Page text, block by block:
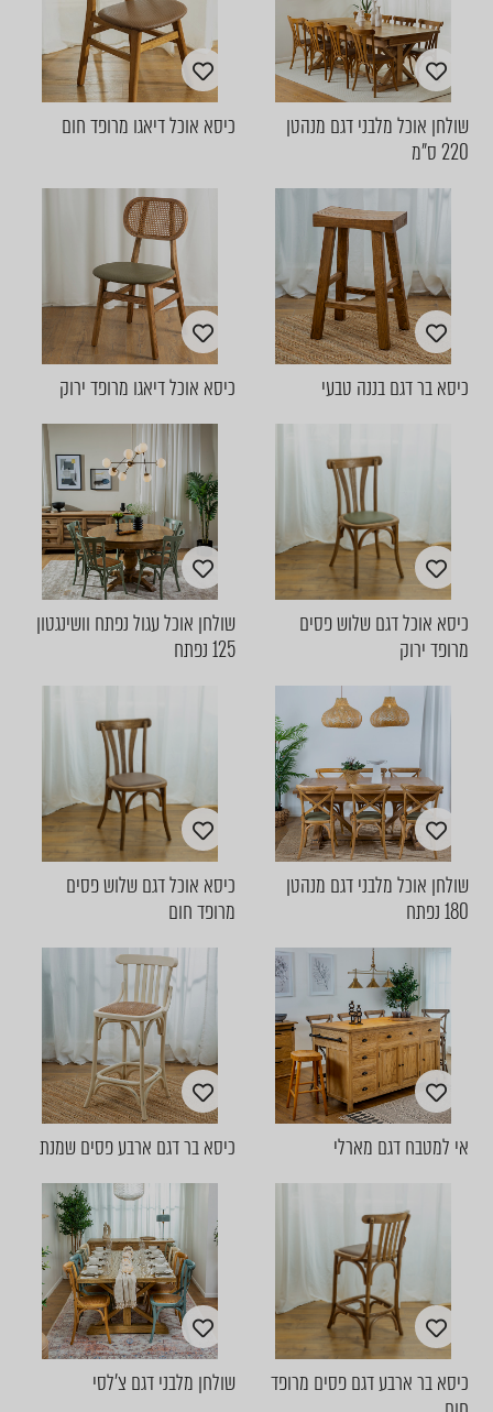
שולחן אוכל מלבני דגם מנהטן
220 ס"מ
כיסא אוכל דיאגו מרופד חום
כיסא בר דגם בננה טבעי כיסא אוכל דיאגו מרופד ירוק
כיסא אוכל דגם שלוש פסים
מרופד ירוק
שולחן אוכל עגול נפתח וושינגטון
125 נפתח
שולחן אוכל מלבני דגם מנהטן
180 נפתח
כיסא אוכל דגם שלוש פסים
מרופד חום
אי למטבח דגם מארלי כיסא בר דגם ארבע פסים שמנת
כיסא בר ארבע דגם פסים מרופד
שולחן מלבני דגם צ'לסי